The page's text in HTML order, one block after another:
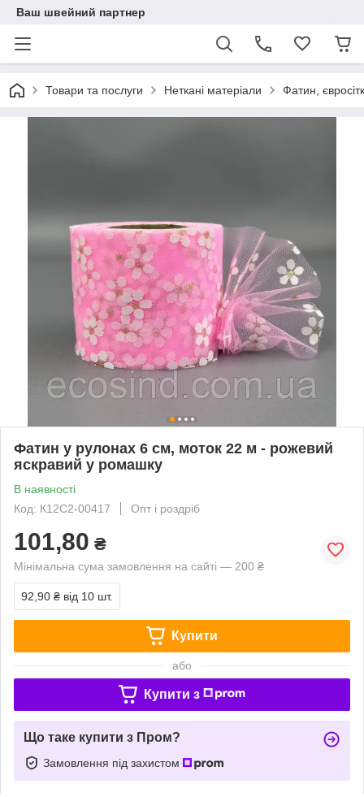
Ваш швейний партнер
Товари та послуги Неткані матеріали Фатин,
Фатин у рулонах 6 см, моток 22 м - рожевий
яскравий у ромашку
В наявності
Код: К12С2-00417
Опт і роздріб
101,80 ₴
Мінімальна сума замовлення на сайті — 200 ₴
92,90 ₴ від 10 шт.
Купити
або
Купити з
Що таке купити з Пром?
Замовлення під захистом